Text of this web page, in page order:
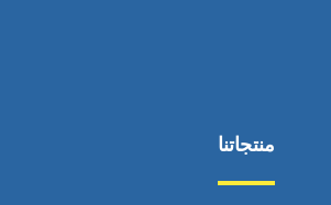
منتجاتنا